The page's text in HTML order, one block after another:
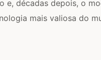
e, décadas depois, o
mais valiosa do